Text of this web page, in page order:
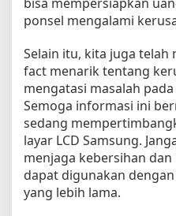
ponsel mengalami
Selain itu, kita juga telah
fact menarik tentang
mengatasi masalah
Semoga informasi ini
sedang
layar LCD Samsung.
menjaga kebersihan
dapat digunakan
yang lebih lama.